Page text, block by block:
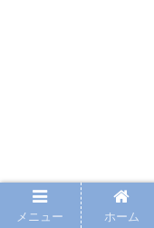
メニュー ホーム